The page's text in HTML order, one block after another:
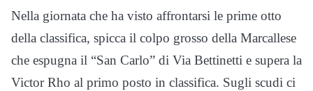
Nella giornata che ha visto affrontarsi le prime otto
della classifica, spicca il colpo grosso della Marcallese
che espugna il “San Carlo” di Via Bettinetti e supera la
Victor Rho al primo posto in classifica. Sugli scudi ci